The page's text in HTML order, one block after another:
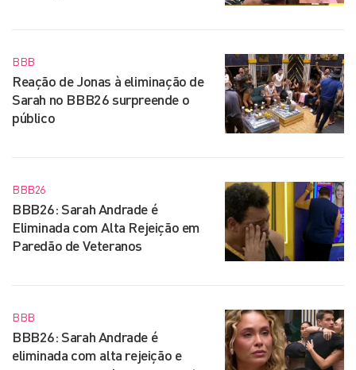
BBB
Reação de Jonas à eliminação de
Sarah no BBB26 surpreende o
público
BBB26
BBB26: Sarah Andrade é
Eliminada com Alta Rejeição em
Paredão de Veteranos
BBB
BBB26: Sarah Andrade é
eliminada com alta rejeição e